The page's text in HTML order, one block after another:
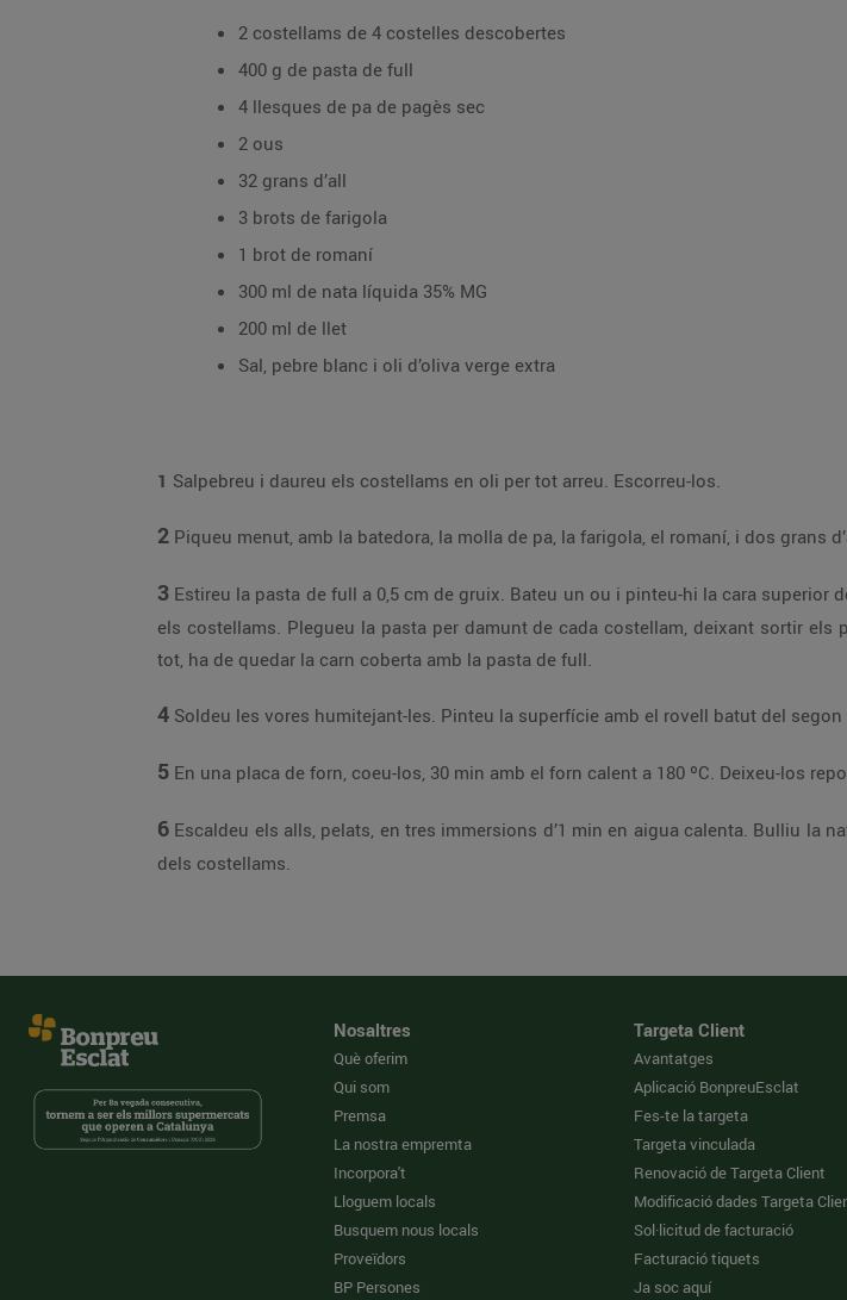
2 costellams de 4 costelles descobertes
400 g de pasta de full
4 llesques de pa de pagès sec
2 ous
32 grans d’all
3 brots de farigola
1 brot de romaní
300 ml de nata líquida 35% MG
200 ml de llet
Sal, pebre blanc i oli d’oliva verge extra
1 Salpebreu i daureu els costellams en oli per tot arreu. Escorreu-los.
2 Piqueu menut, amb la batedora, la molla de pa, la farigola, el romaní, i dos grans
3 Estireu la pasta de full a 0,5 cm de gruix. Bateu un ou i pinteu-hi la cara superior
els costellams. Plegueu la pasta per damunt de cada costellam, deixant sortir
tot, ha de quedar la carn coberta amb la pasta de full.
4 Soldeu les vores humitejant-les. Pinteu la superfície amb el rovell batut del segon
5 En una placa de forn, coeu-los, 30 min amb el forn calent a 180 ºC. Deixeu-los
6 Escaldeu els alls, pelats, en tres immersions d’1 min en aigua calenta. Bulliu la
dels costellams.
Nosaltres
Què oferim
Qui som
Premsa
La nostra empremta
Incorpora't
Lloguem locals
Busquem nous locals
Proveïdors
BP Persones
Targeta Client
Avantatges
Aplicació BonpreuEsclat
Fes-te la targeta
Targeta vinculada
Renovació de Targeta Client
Modificació dades Targeta
Sol·licitud de facturació
Facturació tiquets
Ja soc aquí